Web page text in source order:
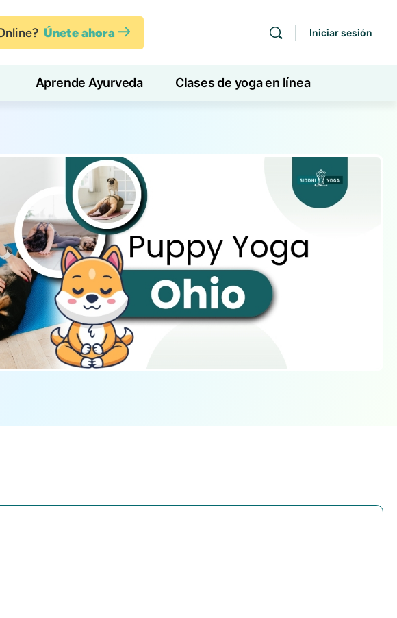
Únete ahora Iniciar sesión
Aprende Ayurveda Clases de yoga en línea